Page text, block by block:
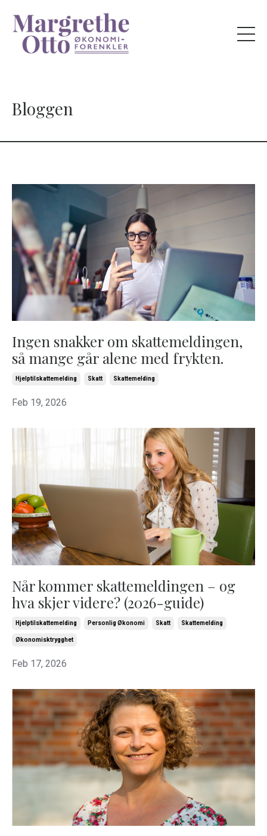
Bloggen
Ingen snakker om skattemeldingen,
så mange går alene med frykten.
Hjelptilskattemelding Skatt Skattemelding
Feb 19, 2026
Når kommer skattemeldingen – og
hva skjer videre? (2026-guide)
Hjelptilskattemelding Personlig Økonomi Skatt Skattemelding
Økonomisktrygghet
Feb 17, 2026